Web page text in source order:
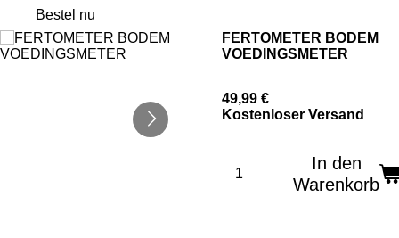
Bestel nu
FERTOMETER BODEM
VOEDINGSMETER
49,99 €
Kostenloser Versand
In den
Warenkorb